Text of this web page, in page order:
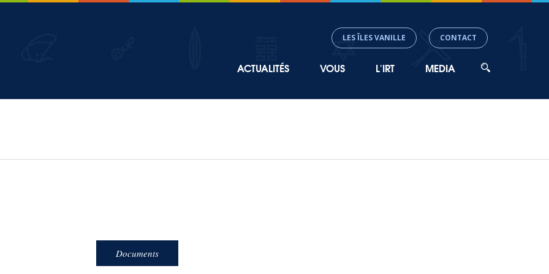
navigation
ACTUALITÉS VOUS L'IRT MEDIA
LES ÎLES VANILLE CONTACT
Documents